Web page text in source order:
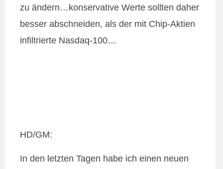
zu ändern…konservative Werte sollten daher
besser abschneiden, als der mit Chip-Aktien
infiltrierte Nasdaq-100…
HD/GM:
In den letzten Tagen habe ich einen neuen